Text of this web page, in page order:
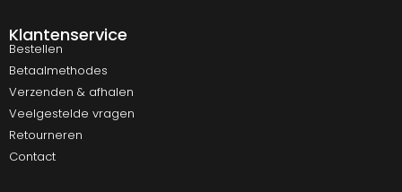
Klantenservice
Bestellen
Betaalmethodes
Verzenden & afhalen
Veelgestelde vragen
Retourneren
Contact